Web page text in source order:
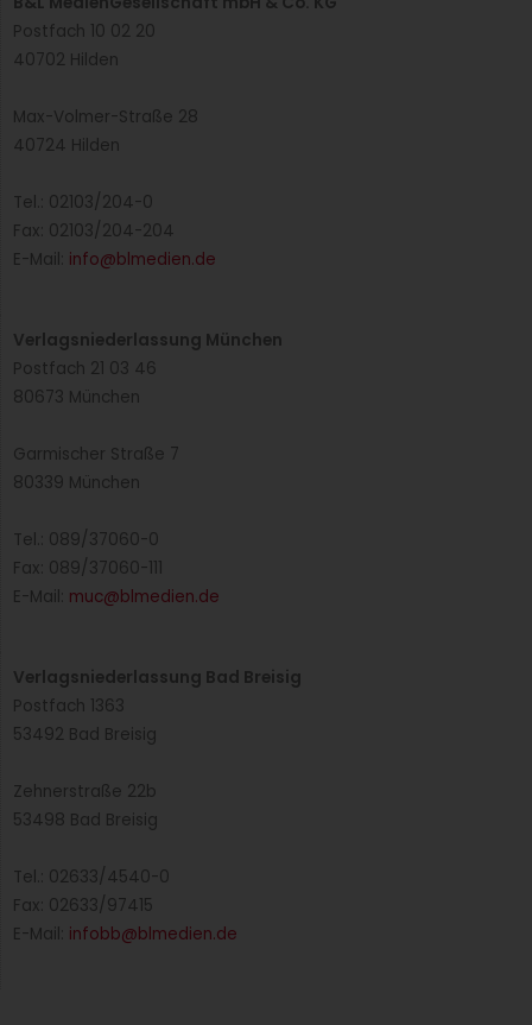
B&L MedienGesellschaft mbH & Co. KG
Postfach 10 02 20
40702 Hilden
Max-Volmer-Straße 28
40724 Hilden
Tel.: 02103/204-0
Fax: 02103/204-204
E-Mail: info@blmedien.de
Verlagsniederlassung München
Postfach 21 03 46
80673 München
Garmischer Straße 7
80339 München
Tel.: 089/37060-0
Fax: 089/37060-111
E-Mail: muc@blmedien.de
Verlagsniederlassung Bad Breisig
Postfach 1363
53492 Bad Breisig
Zehnerstraße 22b
53498 Bad Breisig
Tel.: 02633/4540-0
Fax: 02633/97415
E-Mail: infobb@blmedien.de